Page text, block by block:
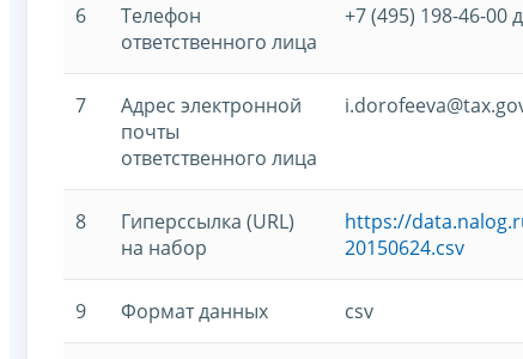
6
Телефон
ответственного лица
+7 (495) 198-46-00
7
Адрес электронной
почты
ответственного лица
8
Гиперссылка (URL)
на набор
https://
20150624.csv
9 Формат данных csv